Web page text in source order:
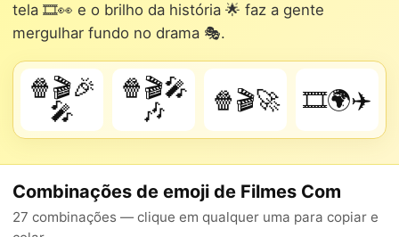
tela 🎞️👀 e o brilho da história 🌟 faz a gente
mergulhar fundo no drama 🎭.
🍿🎬🎉
🎤
🍿🎬🎤
🎶
🍿🎬🚀 🎞️🌍✈️
Combinações de emoji de Filmes Com
27 combinações — clique em qualquer uma para copiar e